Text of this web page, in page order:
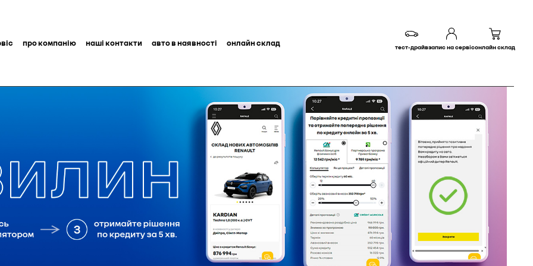
про компанію наші контакти авто в наявності онлайн склад тест-драйвзапис на сервісонлайн склад